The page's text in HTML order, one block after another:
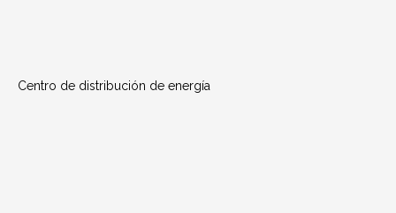
Centro de distribución de energía